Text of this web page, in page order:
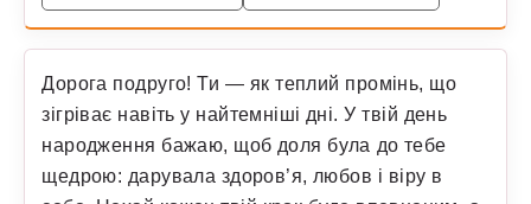
Дорога подруго! Ти — як теплий промінь, що
зігріває навіть у найтемніші дні. У твій день
народження бажаю, щоб доля була до тебе
щедрою: дарувала здоров’я, любов і віру в